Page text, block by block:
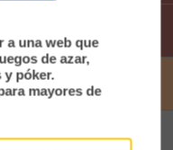
a una web que
de azar,
y póker.
mayores de